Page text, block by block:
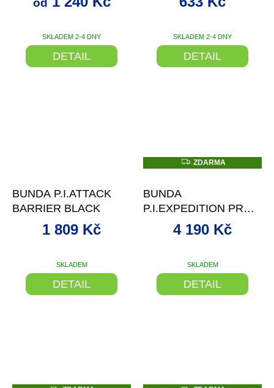
SKLADEM 2-4 DNY
DETAIL
SKLADEM 2-4 DNY
DETAIL
BUNDA P.I.ATTACK
BARRIER BLACK
SKLADEM
1 809 Kč
DETAIL
Z
D
A
ZDARMA
BUNDA
P.I.EXPEDITION PRO
ALPHA BLACK
SKLADEM
4 190 Kč
DETAIL